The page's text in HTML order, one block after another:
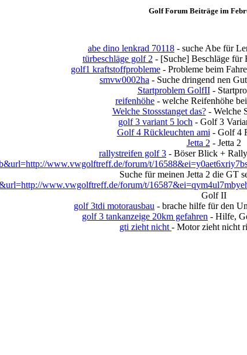
Golf Forum Beiträge im
abe dino lenkrad 70118 - suche Abe für
türbeschläge golf 2 - [Suche] Beschläge für
golf1 kraftstoffprobleme- Probleme beim
smvw0002ha - Suche dringend nen
Startproblem GolfII-
reifenhöhe - welche Reifenhöhe
Welche Stossstanget das?- Welche
golf 3 variant 5 loch - Golf 3
Golf 4 Rückleuchten ami - Golf 4
Jetta 2 - Jetta 2
rallystreifen golf 3 - Böser Blick +
www.vwgolftreff.de/forum/t/
Suche für meinen Jetta 2 die GT
www.vwgolftreff.de/forum/t/
Golf II
golf 3tdi motorausbau - brache hilfe für den
golf 3 tankanzeige 20km gefahren - Hilfe,
gti zieht nicht - Motor zieht nicht